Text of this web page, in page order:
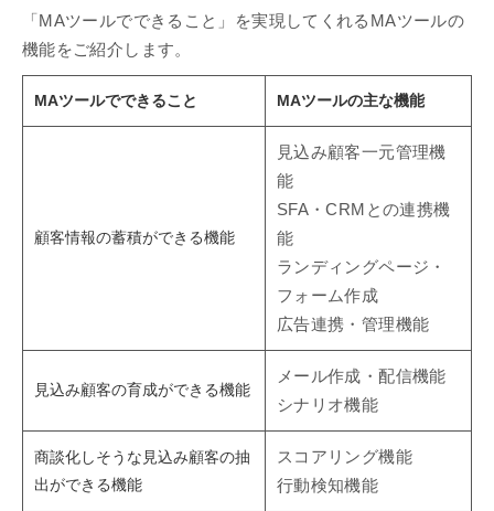
「MAツールでできること」を実現してくれるMAツールの
機能をご紹介します。
MAツールでできること MAツールの主な機能
顧客情報の蓄積ができる機能
見込み顧客一元管理機
能
SFA・CRMとの連携機
能
ランディングページ・
フォーム作成
広告連携・管理機能
見込み顧客の育成ができる機能
メール作成・配信機能
シナリオ機能
商談化しそうな見込み顧客の抽
出ができる機能
スコアリング機能
行動検知機能